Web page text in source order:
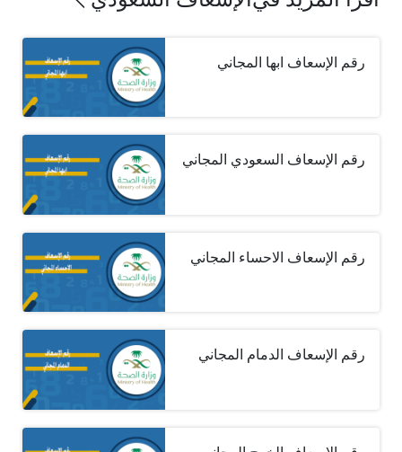
رقم الإسعاف ابها المجاني
رقم الإسعاف السعودي المجاني
رقم الإسعاف الاحساء المجاني
رقم الإسعاف الدمام المجاني